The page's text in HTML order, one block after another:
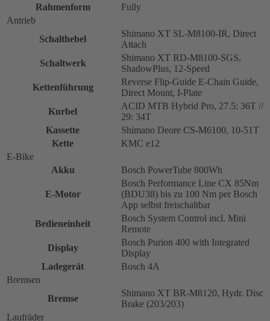
Rahmenform
Fully
Antrieb
Schalthebel
Shimano XT SL-M8100-IR, Direct
Attach
Schaltwerk
Shimano XT RD-M8100-SGS,
ShadowPlus, 12-Speed
Kettenführung
Reverse Flip-Guide E-Chain Guide,
Direct Mount, I-Plate
Kurbel
ACID MTB Hybrid Pro, 27.5: 36T //
29: 34T
Kassette
Shimano Deore CS-M6100, 10-51T
Kette
KMC e12
E-Bike
Akku
Bosch PowerTube 800Wh
E-Motor
Bosch Performance Line CX 85Nm
(BDU38) bis zu 100 Nm per Bosch
App selbst freischaltbar
Bedieneinheit
Bosch System Control incl. Mini
Remote
Display
Bosch Purion 400 with Integrated
Display
Ladegerät
Bosch 4A
Bremsen
Bremse
Shimano XT BR-M8120, Hydr. Disc
Brake (203/203)
Laufräder